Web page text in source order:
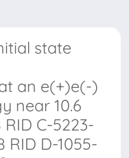
state
an e(+)e(-)
near 10.6
C-5223-
RID D-1055-